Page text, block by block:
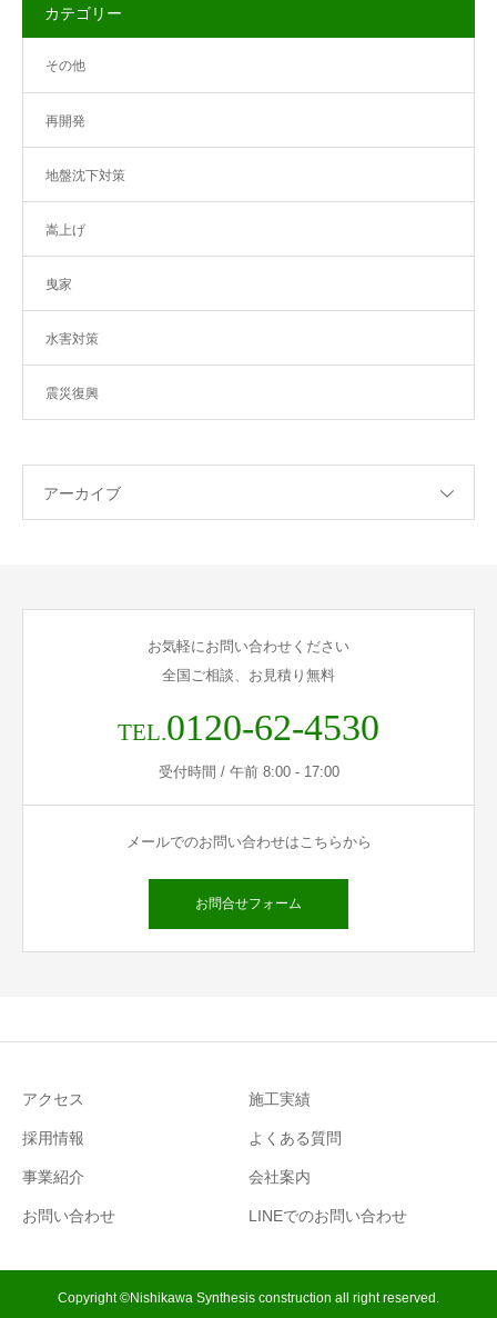
カテゴリー
その他
再開発
地盤沈下対策
嵩上げ
曳家
水害対策
震災復興
アーカイブ
お気軽にお問い合わせください
全国ご相談、お見積り無料
TEL.0120-62-4530
受付時間 / 午前 8:00 - 17:00
メールでのお問い合わせはこちらから
お問合せフォーム
アクセス 施工実績
採用情報 よくある質問
事業紹介 会社案内
お問い合わせ LINEでのお問い合わせ
Copyright ©Nishikawa Synthesis construction all right reserved.